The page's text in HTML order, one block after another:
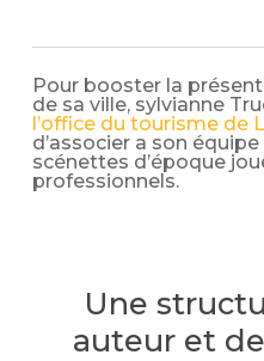
Pour booster la
de sa ville, sylvianne
l’office du tourisme de
d’associer a son
scénettes d’époque
professionnels.
Une
auteur et